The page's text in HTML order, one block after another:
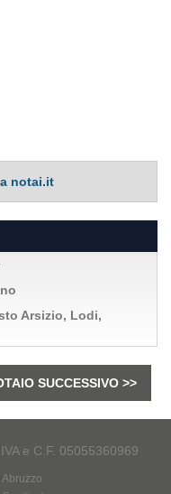
notai.it
Arsizio, Lodi,
SUCCESSIVO >>
e C.F. 05055360969